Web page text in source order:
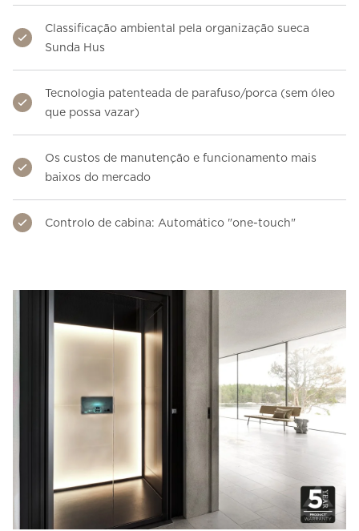
Classificação ambiental pela organização sueca
Sunda Hus
Tecnologia patenteada de parafuso/porca (sem óleo
que possa vazar)
Os custos de manutenção e funcionamento mais
baixos do mercado
Controlo de cabina: Automático "one-touch"